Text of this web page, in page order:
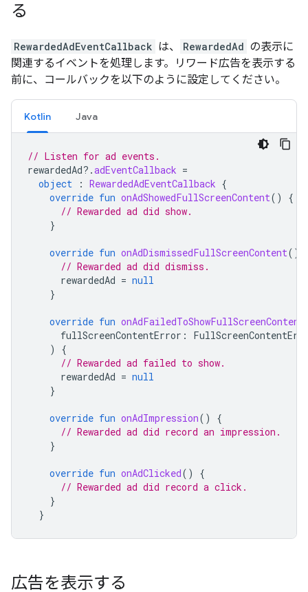
る
RewardedAdEventCallback は、 RewardedAd の表示に
関連するイベントを処理します。リワード広告を表示する
前に、コールバックを以下のように設定してください。
Kotlin Java
// Listen for ad events.
rewardedAd?.adEventCallback =
object
: RewardedAdEventCallback {
override fun onAdShowedFullScreenContent()
{
// Rewarded ad did show.
}
override fun onAdDismissedFullScreenContent()
// Rewarded ad did dismiss.
rewardedAd = null
}
override fun onAdFailedToShowFullScreenContent
fullScreenContentError :
)
{
// Rewarded ad failed to show.
rewardedAd = null
}
override fun onAdImpression()
{
// Rewarded ad did record an impression.
}
override fun onAdClicked()
{
// Rewarded ad did record a click.
}
}
広告を表示する